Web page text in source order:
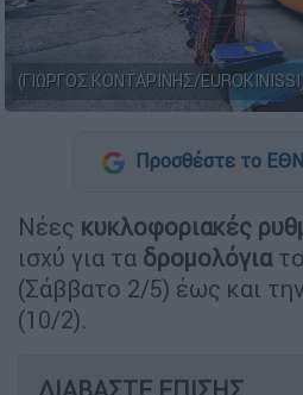
(ΓΙΩΡΓΟΣ ΚΟΝΤΑΡΙΝΗΣ/
Προσθέστε το
Νέες κυκλοφοριακές
ισχύ για τα δρομολόγια
(Σάββατο 2/5) έως και
(10/2).